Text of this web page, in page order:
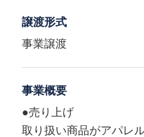
譲渡形式
事業譲渡
事業概要
●売り上げ
取り扱い商品がアパレ